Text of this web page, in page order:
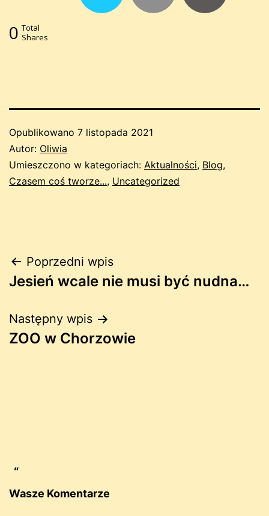
0 Total
Shares
Opublikowano 7 listopada 2021
Autor: Oliwia
Umieszczono w kategoriach: Aktualności, Blog,
Czasem coś tworze..., Uncategorized
Nawigacja
wpisu
Poprzedni wpis
Jesień wcale nie musi być nudna…
Następny wpis
ZOO w Chorzowie
Wasze Komentarze